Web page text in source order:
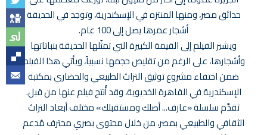
حدائق مصر، ومنها المنتزه في الإسكندرية، وتوجد في الحديقة
أشجار عمرها يصل إلى 100 عام.
ويشير الفيلم إلى القيمة الكبيرة التي تمثّلها الحديقة بنباتاتها
وأشجارها، على الرغم من تقليص حجمها نسبياً، ويأتي هذا الفيلم
ضمن احتفاء مشروع توثيق التراث الطبيعي والحضاري بمكتبة
الإسكندرية في القاهرة الخديوية، وقد أُنتج فيلم عنها من قبل.
تقدِّم سلسلة «عارف... أصلك ومستقبلك» مختلف أبعاد التراث
الثقافي والطبيعي بمصر، من خلال محتوى بصري محترف مُدعم